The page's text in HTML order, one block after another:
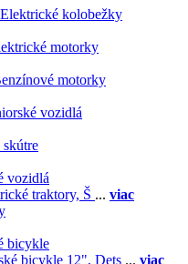
Elektrické kolobežky
motorky
motorky
vozidlá
vozidlá
traktory, Š ... viac
bicykle
bicykle 12", Dets ... viac